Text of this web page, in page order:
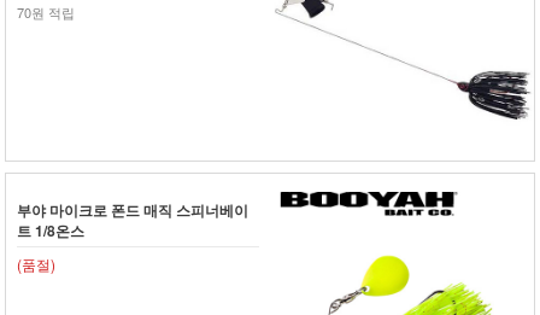
70원 적립
부야 마이크로 폰드 매직 스피너베이
트 1/8온스
(품절)